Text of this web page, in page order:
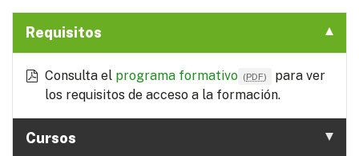
Requisitos
Consulta el programa formativo (PDF)
para ver
los requisitos de acceso a la formación.
Cursos